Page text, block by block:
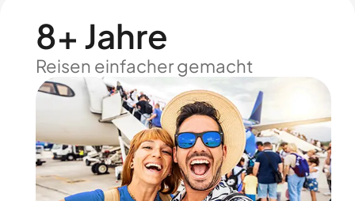
8+ Jahre
Reisen einfacher gemacht